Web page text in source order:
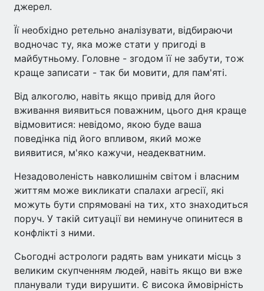
джерел.
Її необхідно ретельно аналізувати, відбираючи
водночас ту, яка може стати у пригоді в
майбутньому. Головне - згодом її не забути, тож
краще записати - так би мовити, для пам'яті.
Від алкоголю, навіть якщо привід для його
вживання виявиться поважним, цього дня краще
відмовитися: невідомо, якою буде ваша
поведінка під його впливом, який може
виявитися, м'яко кажучи, неадекватним.
Незадоволеність навколишнім світом і власним
життям може викликати спалахи агресії, які
можуть бути спрямовані на тих, хто знаходиться
поруч. У такій ситуації ви неминуче опинитеся в
конфлікті з ними.
Сьогодні астрологи радять вам уникати місць з
великим скупченням людей, навіть якщо ви вже
планували туди вирушити. Є висока ймовірність